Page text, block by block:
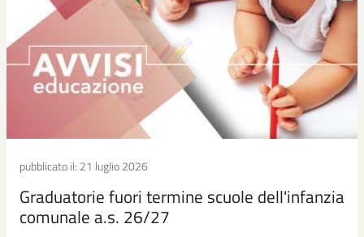
pubblicato il: 21 luglio 2026
Graduatorie fuori termine scuole dell'infanzia
comunale a.s. 26/27